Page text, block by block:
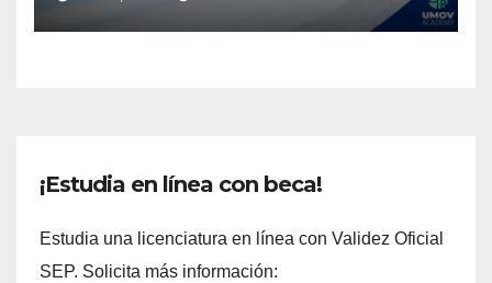
¡Estudia en línea con beca!
Estudia una licenciatura en línea con Validez Oficial
SEP. Solicita más información: